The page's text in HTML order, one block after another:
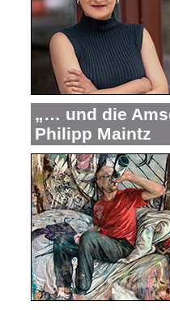
„… und die
Philipp Maintz